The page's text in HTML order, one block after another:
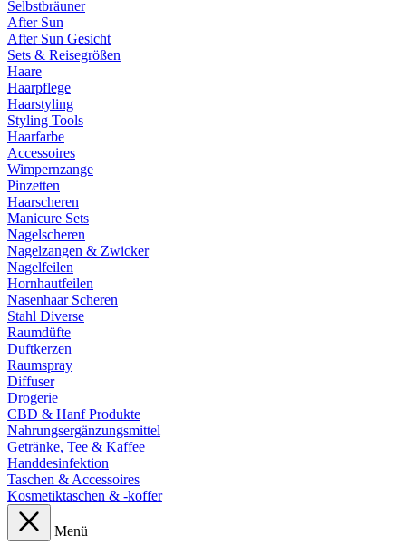
Selbstbräuner
After Sun
After Sun Gesicht
Sets & Reisegrößen
Haare
Haarpflege
Haarstyling
Styling Tools
Haarfarbe
Accessoires
Wimpernzange
Pinzetten
Haarscheren
Manicure Sets
Nagelscheren
Nagelzangen & Zwicker
Nagelfeilen
Hornhautfeilen
Nasenhaar Scheren
Stahl Diverse
Raumdüfte
Duftkerzen
Raumspray
Diffuser
Drogerie
CBD & Hanf Produkte
Nahrungsergänzungsmittel
Getränke, Tee & Kaffee
Handdesinfektion
Taschen & Accessoires
Kosmetiktaschen & -koffer
Menü